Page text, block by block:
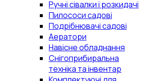
Ручні сівалки і розкидачі
Пилососи садові
Подрібнювачі садові
Аератори
Навісне обладнання
Снігоприбиральна
техніка та інвентар